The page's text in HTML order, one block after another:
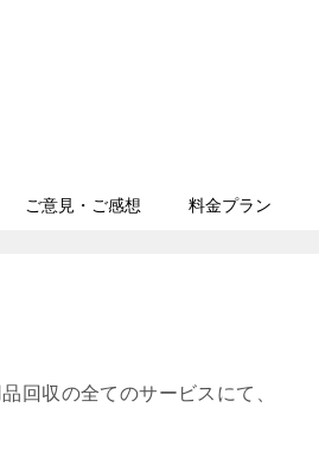
ご意見・ご感想 料金プラン
回収の全てのサービスにて、